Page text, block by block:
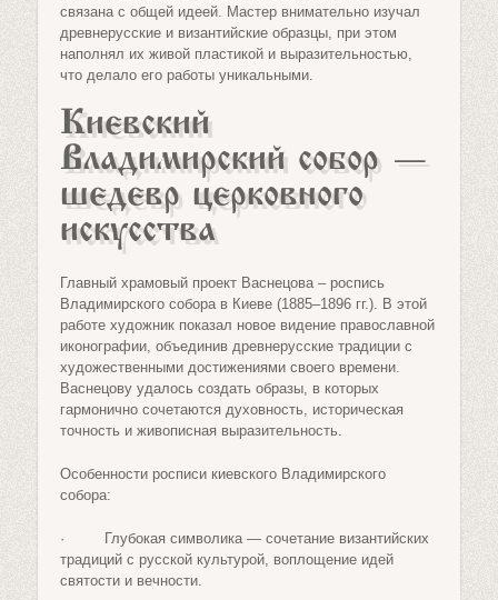
связана с общей идеей. Мастер внимательно изучал
древнерусские и византийские образцы, при этом
наполнял их живой пластикой и выразительностью,
что делало его работы уникальными.
Киевский
Владимирский собор —
шедевр церковного
искусства
Главный храмовый проект Васнецова – роспись
Владимирского собора в Киеве (1885–1896 гг.). В этой
работе художник показал новое видение православной
иконографии, объединив древнерусские традиции с
художественными достижениями своего времени.
Васнецову удалось создать образы, в которых
гармонично сочетаются духовность, историческая
точность и живописная выразительность.
Особенности росписи киевского Владимирского
собора:
· Глубокая символика — сочетание византийских
традиций с русской культурой, воплощение идей
святости и вечности.